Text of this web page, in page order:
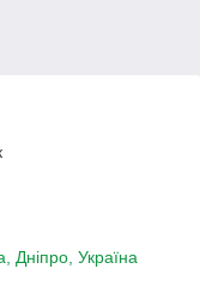
Дніпро, Україна